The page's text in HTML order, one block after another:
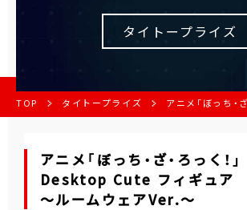
タイトープライズ
TOP タイトープライズ アニメ「ぼっち・
アニメ「ぼっち・ざ・ろっく！
Desktop Cute フィギュア
～ルームウェアVer.～